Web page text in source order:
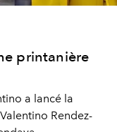
printanière
a lancé la
Rendez-